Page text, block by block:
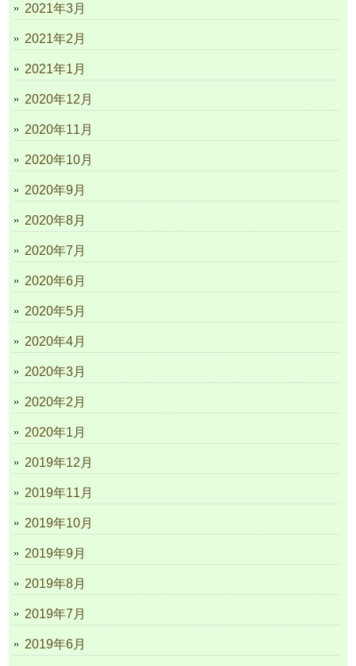
2021年3月
2021年2月
2021年1月
2020年12月
2020年11月
2020年10月
2020年9月
2020年8月
2020年7月
2020年6月
2020年5月
2020年4月
2020年3月
2020年2月
2020年1月
2019年12月
2019年11月
2019年10月
2019年9月
2019年8月
2019年7月
2019年6月